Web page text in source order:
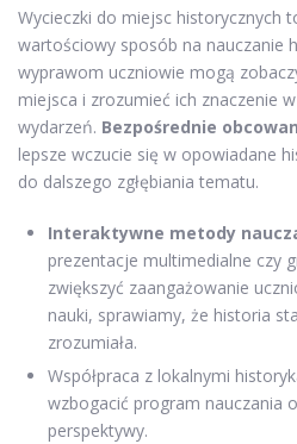
Wycieczki do miejsc historycznych
wartościowy sposób na nauczanie
wyprawom uczniowie mogą
miejsca i zrozumieć ich znaczenie
wydarzeń. Bezpośrednie
lepsze wczucie się w opowiadane
do dalszego zgłębiania tematu.
Interaktywne metody
prezentacje multimedialne czy
zwiększyć zaangażowanie
nauki, sprawiamy, że historia
zrozumiała.
Współpraca z lokalnymi
wzbogacić program nauczania
perspektywy.